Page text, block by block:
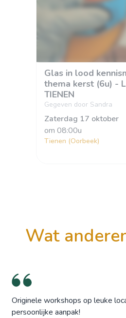
Glas in lood
thema kerst (6u) -
TIENEN
Gegeven door Sandra
Zaterdag 17 oktober
om 08:00u
Tienen (Oorbeek)
wat
Originele workshops op leuke
persoonlijke aanpak!